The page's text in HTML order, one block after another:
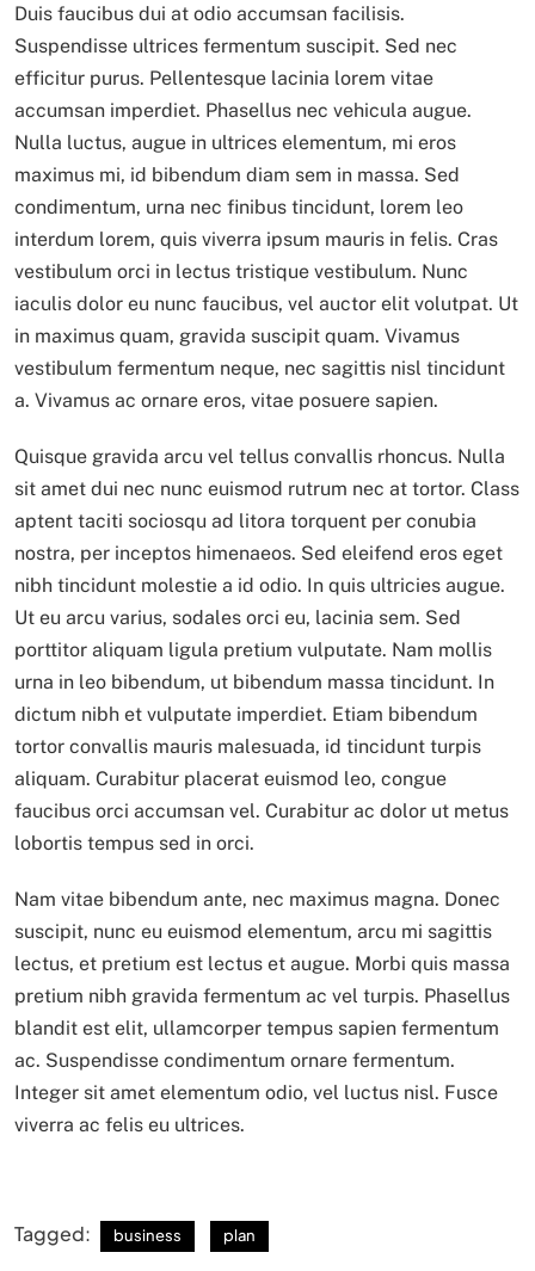
Duis faucibus dui at odio accumsan facilisis.
Suspendisse ultrices fermentum suscipit. Sed nec
efficitur purus. Pellentesque lacinia lorem vitae
accumsan imperdiet. Phasellus nec vehicula augue.
Nulla luctus, augue in ultrices elementum, mi eros
maximus mi, id bibendum diam sem in massa. Sed
condimentum, urna nec finibus tincidunt, lorem leo
interdum lorem, quis viverra ipsum mauris in felis. Cras
vestibulum orci in lectus tristique vestibulum. Nunc
iaculis dolor eu nunc faucibus, vel auctor elit volutpat. Ut
in maximus quam, gravida suscipit quam. Vivamus
vestibulum fermentum neque, nec sagittis nisl tincidunt
a. Vivamus ac ornare eros, vitae posuere sapien.
Quisque gravida arcu vel tellus convallis rhoncus. Nulla
sit amet dui nec nunc euismod rutrum nec at tortor. Class
aptent taciti sociosqu ad litora torquent per conubia
nostra, per inceptos himenaeos. Sed eleifend eros eget
nibh tincidunt molestie a id odio. In quis ultricies augue.
Ut eu arcu varius, sodales orci eu, lacinia sem. Sed
porttitor aliquam ligula pretium vulputate. Nam mollis
urna in leo bibendum, ut bibendum massa tincidunt. In
dictum nibh et vulputate imperdiet. Etiam bibendum
tortor convallis mauris malesuada, id tincidunt turpis
aliquam. Curabitur placerat euismod leo, congue
faucibus orci accumsan vel. Curabitur ac dolor ut metus
lobortis tempus sed in orci.
Nam vitae bibendum ante, nec maximus magna. Donec
suscipit, nunc eu euismod elementum, arcu mi sagittis
lectus, et pretium est lectus et augue. Morbi quis massa
pretium nibh gravida fermentum ac vel turpis. Phasellus
blandit est elit, ullamcorper tempus sapien fermentum
ac. Suspendisse condimentum ornare fermentum.
Integer sit amet elementum odio, vel luctus nisl. Fusce
viverra ac felis eu ultrices.
Tagged: business plan